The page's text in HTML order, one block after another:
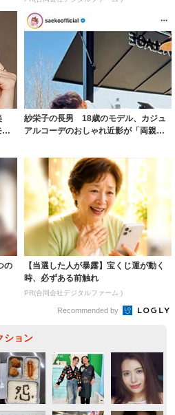
デ
紗栄子の長男 18歳のモデル、カジュ
アルコーデのおしゃれ近影が「両親の
の
【当選した人が暴露】宝くじ運が動く
時、必ずある前触れ
PR(合同会社デジタルファーム )
Recommended by
ション